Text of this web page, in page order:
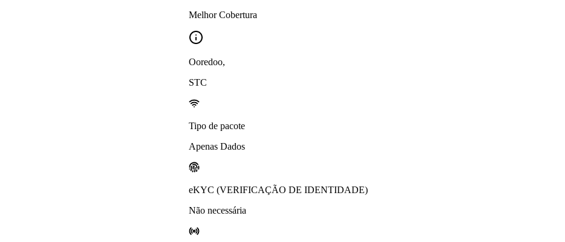
Melhor Cobertura
Ooredoo,
STC
Tipo de pacote
Apenas Dados
eKYC (VERIFICAÇÃO DE IDENTIDADE)
Não necessária